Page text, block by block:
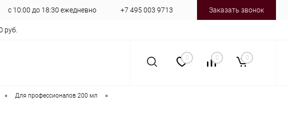
с 10:00 до 18:30 ежедневно +7 495 003 9713 Заказать звонок
руб.
0 0 0
• Для профессионалов 200 мл •